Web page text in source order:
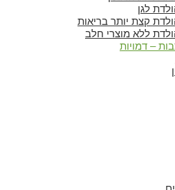
לגן
קצת יותר בריאות
ללא מוצרי חלב
– דמויות